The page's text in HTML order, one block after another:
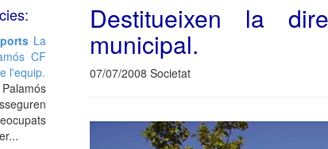
Destitueixen la
municipal.
07/07/2008 Societat
La
CF
l'equip.